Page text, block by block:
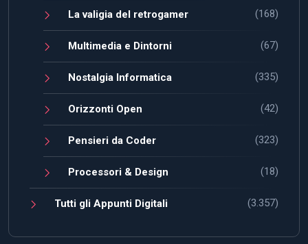
La valigia del retrogamer (168)
Multimedia e Dintorni (67)
Nostalgia Informatica (335)
Orizzonti Open (42)
Pensieri da Coder (323)
Processori & Design (18)
Tutti gli Appunti Digitali (3.357)